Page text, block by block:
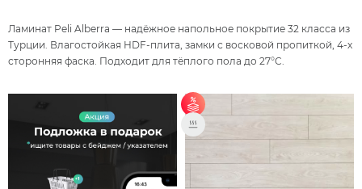
Ламинат Peli Alberra — надёжное напольное покрытие 32 класса из
Турции. Влагостойкая HDF-плита, замки с восковой пропиткой, 4-х
сторонняя фаска. Подходит для тёплого пола до 27°C.
от 70 м² - скидка 7%;